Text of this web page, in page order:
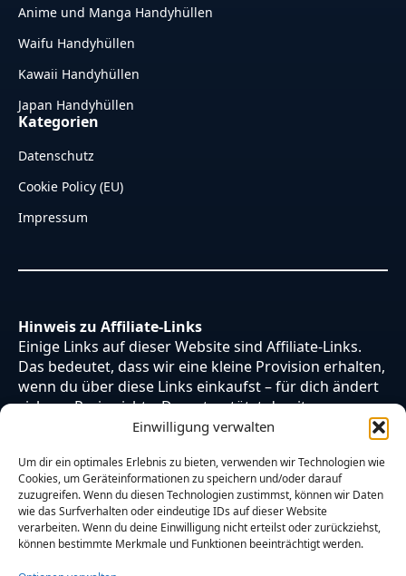
Einwilligung verwalten
Um dir ein optimales Erlebnis zu bieten, verwenden wir Technologien wie
Cookies, um Geräteinformationen zu speichern und/oder darauf
zuzugreifen. Wenn du diesen Technologien zustimmst, können wir Daten
wie das Surfverhalten oder eindeutige IDs auf dieser Website
verarbeiten. Wenn du deine Einwilligung nicht erteilst oder zurückziehst,
können bestimmte Merkmale und Funktionen beeinträchtigt werden.
Anime und Manga Handyhüllen
Waifu Handyhüllen
Kawaii Handyhüllen
Japan Handyhüllen
Kategorien
Datenschutz
Cookie Policy (EU)
Impressum
Hinweis zu Affiliate-Links
Einige Links auf dieser Website sind Affiliate-Links.
Das bedeutet, dass wir eine kleine Provision erhalten,
wenn du über diese Links einkaufst – für dich ändert
sich am Preis nichts. Du unterstützt damit unsere
Arbeit. Vielen Dank dafür!